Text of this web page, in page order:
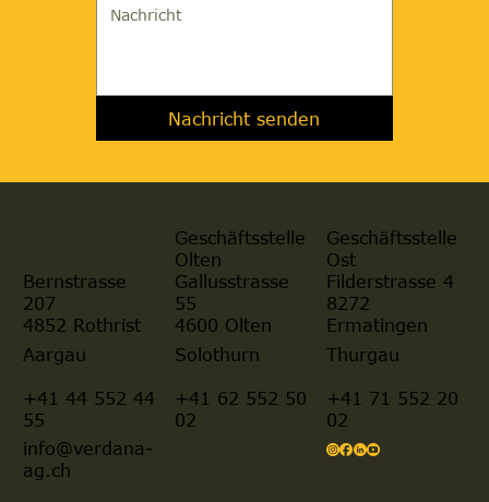
Nachricht senden
Bernstrasse
207
4852 Rothrist
Geschäftsstelle
Olten
Gallusstrasse
55
4600 Olten
Geschäftsstelle
Ost
Filderstrasse 4
8272
Ermatingen
Aargau
+41 44 552 44
55
Solothurn
+41 62 552 50
02
Thurgau
+41 71 552 20
02
info@verdana-
ag.ch